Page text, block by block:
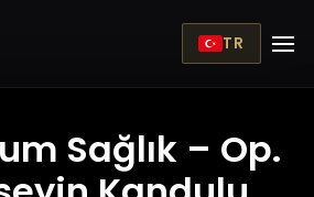
TR
Sağlık – Op.